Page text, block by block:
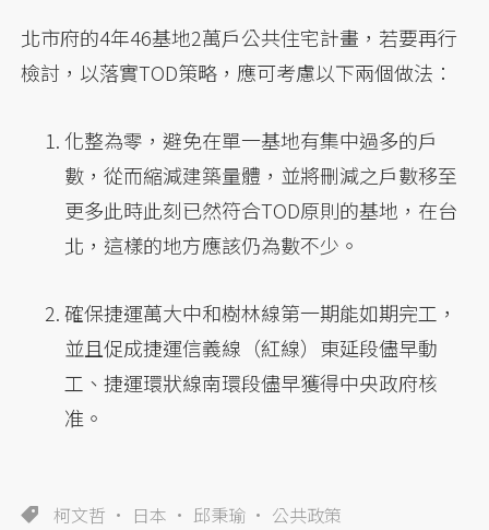
北市府的4年46基地2萬戶公共住宅計畫，若要再行
檢討，以落實TOD策略，應可考慮以下兩個做法：
化整為零，避免在單一基地有集中過多的戶
數，從而縮減建築量體，並將刪減之戶數移至
更多此時此刻已然符合TOD原則的基地，在台
北，這樣的地方應該仍為數不少。
確保捷運萬大中和樹林線第一期能如期完工，
並且促成捷運信義線（紅線）東延段儘早動
工、捷運環狀線南環段儘早獲得中央政府核
准。
柯文哲 日本 邱秉瑜 公共政策